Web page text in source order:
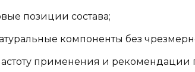
позиции состава;
компоненты без
применения и рекомендации